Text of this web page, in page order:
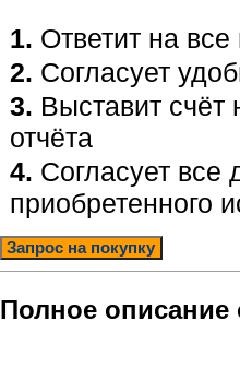
1. Ответит на
2. Согласует
3. Выставит счёт
отчёта
4. Согласует все
приобретенного
Запрос на покупку
Полное описание